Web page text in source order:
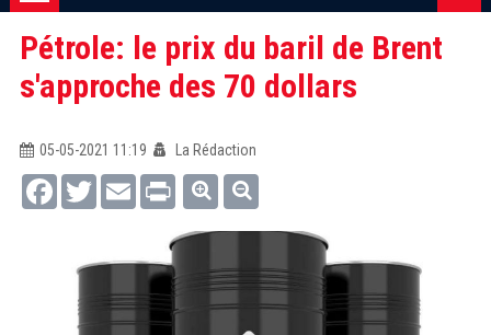
Pétrole: le prix du baril de Brent
s'approche des 70 dollars
05-05-2021 11:19
La Rédaction
FacebookTwitterEmail Print